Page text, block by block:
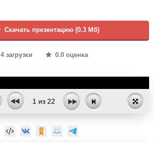
Скачать презентацию (0.3 Мб)
4 загрузки 0.0 оценка
1 из 22